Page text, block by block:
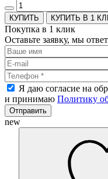
КУПИТЬ В 1
Покупка в 1 клик
Оставьте заявку, мы
Я даю согласие на
и принимаю Политику
Отправить
new